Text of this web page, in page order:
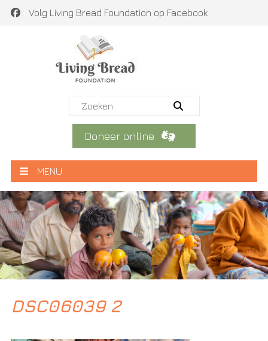
Volg Living Bread Foundation op Facebook
Doneer online
MENU
DSC06039 2